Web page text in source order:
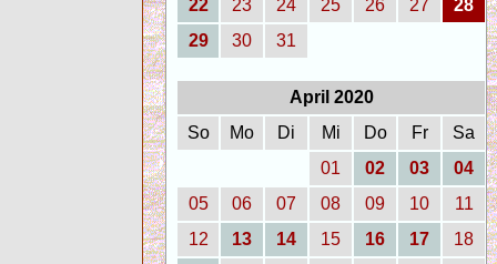
22
23 24 25 26 27
28
29
30 31
April 2020
So
Mo Di Mi Do Fr
Sa
01
02 03
04
05
06 07 08 09 10
11
12
13 14 15 16 17
18